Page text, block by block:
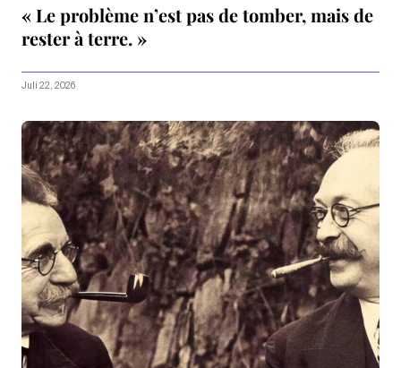
« Le problème n’est pas de tomber, mais de
rester à terre. »
Juli 22, 2026